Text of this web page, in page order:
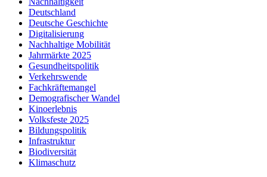
Deutschland
Deutsche Geschichte
Digitalisierung
Nachhaltige Mobilität
Jahrmärkte 2025
Gesundheitspolitik
Verkehrswende
Fachkräftemangel
Demografischer Wandel
Kinoerlebnis
Volksfeste 2025
Bildungspolitik
Infrastruktur
Biodiversität
Klimaschutz